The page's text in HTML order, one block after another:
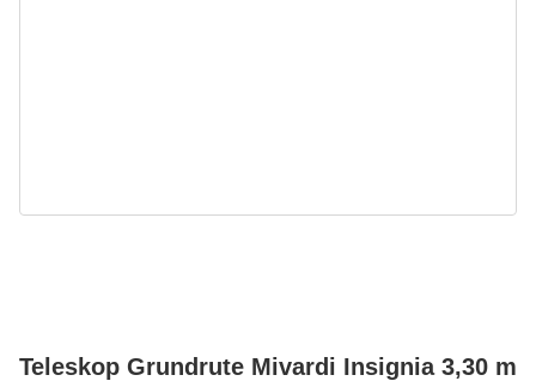
Teleskop Grundrute Mivardi Insignia 3,30 m